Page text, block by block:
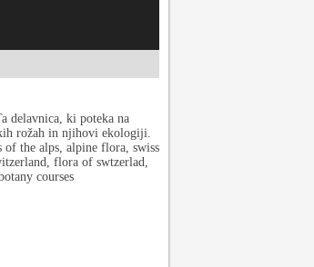
delavnica, ki poteka na
rožah in njihovi ekologiji.
the alps, alpine flora, swiss
flora of swtzerlad,
courses